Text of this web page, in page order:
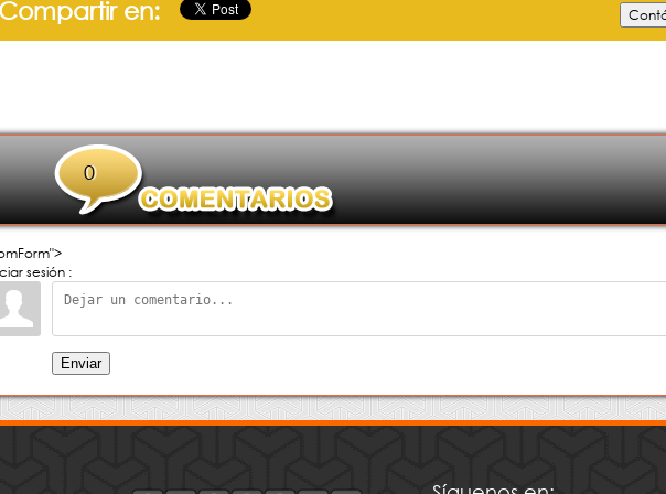
en:
0
sesión :
Enviar